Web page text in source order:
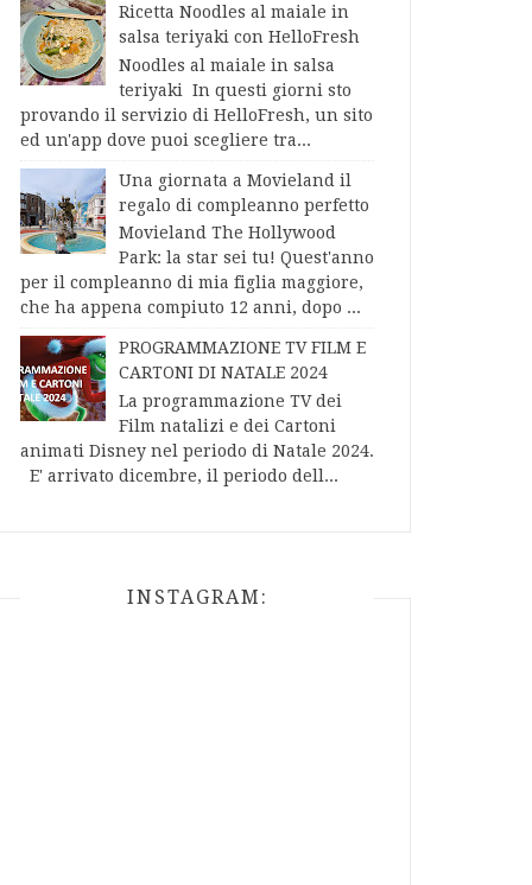
Ricetta Noodles al maiale in
salsa teriyaki con HelloFresh
Noodles al maiale in salsa
teriyaki In questi giorni sto
provando il servizio di HelloFresh, un sito
ed un'app dove puoi scegliere tra...
Una giornata a Movieland il
regalo di compleanno perfetto
Movieland The Hollywood
Park: la star sei tu! Quest'anno
per il compleanno di mia figlia maggiore,
che ha appena compiuto 12 anni, dopo ...
PROGRAMMAZIONE TV FILM E
CARTONI DI NATALE 2024
La programmazione TV dei
Film natalizi e dei Cartoni
animati Disney nel periodo di Natale 2024.
E' arrivato dicembre, il periodo dell...
INSTAGRAM: